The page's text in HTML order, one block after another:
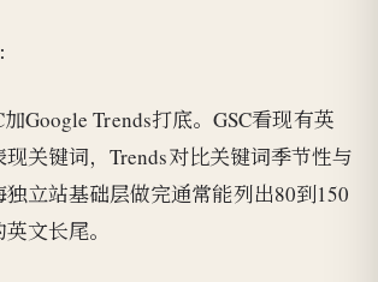
加Google Trends打底。GSC看现有英
关键词，Trends对比关键词季节性与
立站基础层做完通常能列出80到150
文长尾。